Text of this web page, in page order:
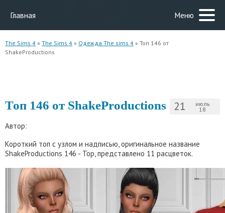
Главная Меню
The Sims 4 » The Sims 4 » Одежда The sims 4 » Топ 146 от
ShakeProductions
21 июль
18
Топ 146 от ShakeProductions
Автор:
Короткий топ с узлом и надписью, оригинальное название
ShakeProductions 146 - Top, представлено 11 расцветок.